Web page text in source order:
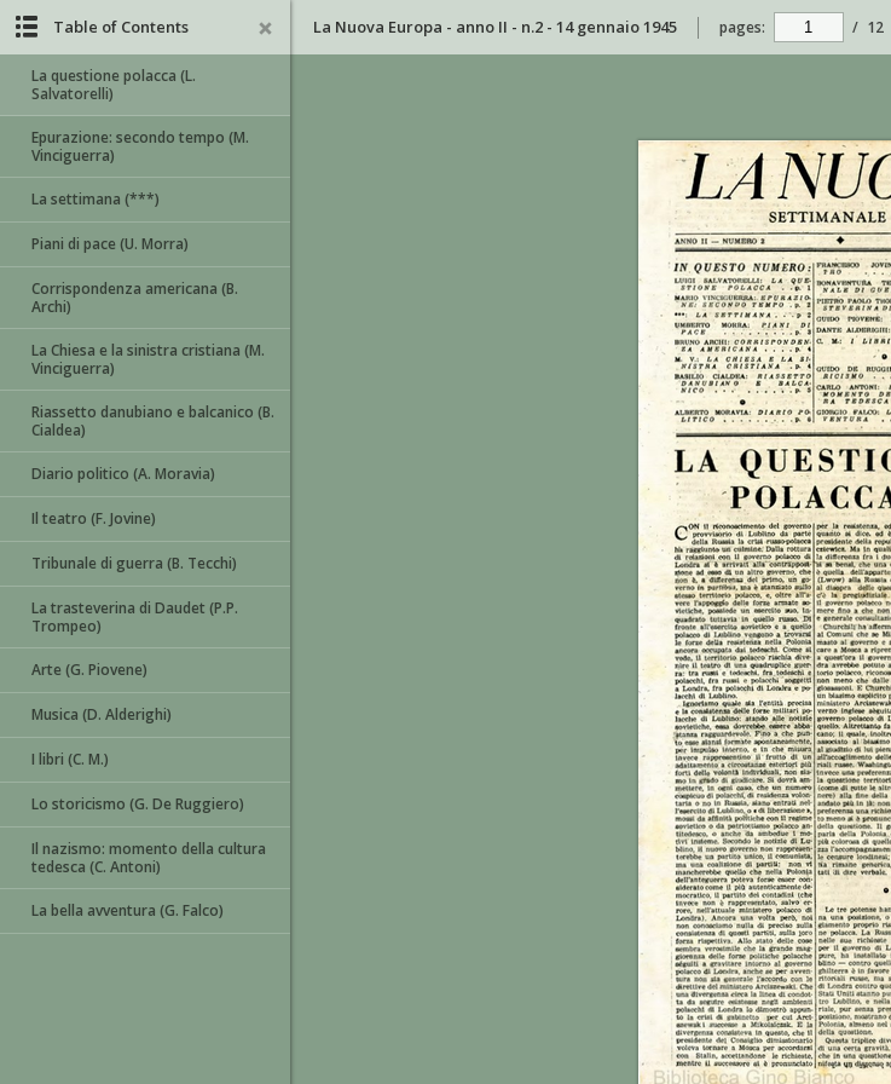
La Nuova Europa - anno II - n.2 - 14 gennaio 1945 pages: / 12
Table of Contents
La questione polacca (L.
Salvatorelli)
Epurazione: secondo tempo (M.
Vinciguerra)
La settimana (***)
Piani di pace (U. Morra)
Corrispondenza americana (B.
Archi)
La Chiesa e la sinistra cristiana (M.
Vinciguerra)
Riassetto danubiano e balcanico (B.
Cialdea)
Diario politico (A. Moravia)
Il teatro (F. Jovine)
Tribunale di guerra (B. Tecchi)
La trasteverina di Daudet (P.P.
Trompeo)
Arte (G. Piovene)
Musica (D. Alderighi)
I libri (C. M.)
Lo storicismo (G. De Ruggiero)
Il nazismo: momento della cultura
tedesca (C. Antoni)
La bella avventura (G. Falco)